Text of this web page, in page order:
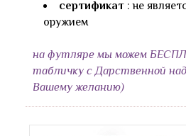
сертификат : не
оружием
на футляре мы можем
табличку с Дарственной
Вашему желанию)